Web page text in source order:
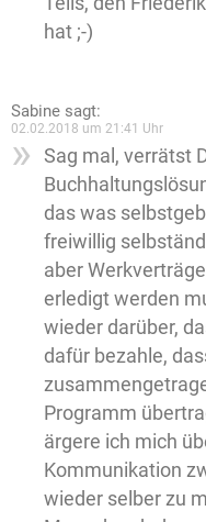
hat ;-)
Sabine sagt:
02.02.2018 um 21:41 Uhr
Sag mal, verrätst
das was
freiwillig
aber
erledigt werden
wieder darüber,
dafür bezahle,
Programm
ärgere ich mich
Kommunikation
wieder selber zu